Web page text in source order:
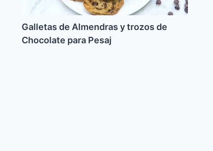
Pesaj
Galletas de Almendras y trozos de
Chocolate para Pesaj